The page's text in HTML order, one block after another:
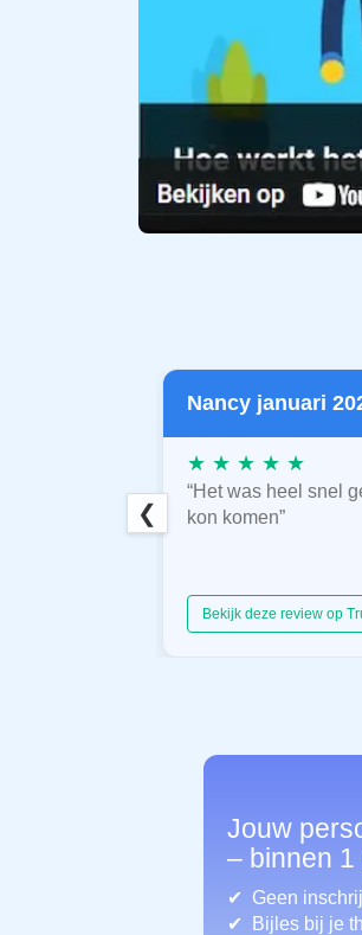
Nancy januari
★ ★ ★ ★ ★
“Het was heel snel
kon komen”
Bekijk deze review op
❮
Jouw
– binnen
Geen
Bijles bij je